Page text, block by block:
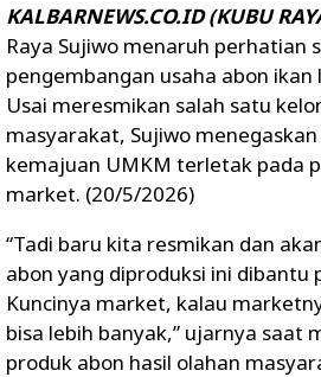
KALBARNEWS.CO.ID (KUBU
Raya Sujiwo menaruh perhatian
pengembangan usaha abon ikan
Usai meresmikan salah satu
masyarakat, Sujiwo
kemajuan UMKM terletak pada
market. (20/5/2026)
“Tadi baru kita resmikan dan
abon yang diproduksi ini dibantu
Kuncinya market, kalau
bisa lebih banyak,” ujarnya saat
produk abon hasil olahan